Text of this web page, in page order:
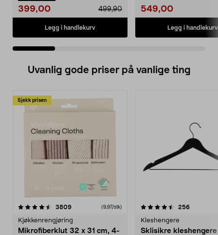
399,00 499,90
Legg i handlekurv
549,00
Legg i handlekurv
Uvanlig gode priser på vanlige ting
Sjekk prisen
3809anmeldelser(9,97/stk)
Kjøkkenrengjøring
Mikrofiberklut 32 x 31 cm, 4-
4.5av 5 stjerner 256
Kleshengere
Sklisikre
4.5av 5 stjerner